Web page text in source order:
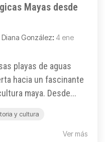
Mayas desde
Diana González: 4 ene
playas de aguas
hacia un fascinante
maya. Desde...
y cultura
Ver más